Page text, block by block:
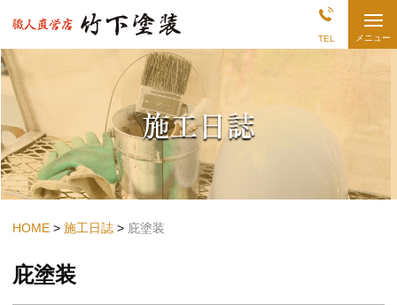
熊
長
洲・
荒
尾
の
外
壁
塗
装
店
竹
装
TEL メニュー
施工日誌
HOME 施工日誌 庇塗装
庇塗装